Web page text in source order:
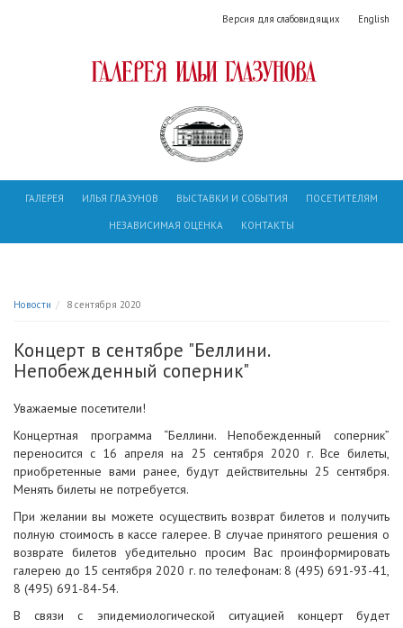
Версия для слабовидящих English
ГАЛЕРЕЯ ИЛЬЯ ГЛАЗУНОВ ВЫСТАВКИ И СОБЫТИЯ ПОСЕТИТЕЛЯМ
НЕЗАВИСИМАЯ ОЦЕНКА КОНТАКТЫ
Новости 8 сентября 2020
Концерт в сентябре "Беллини.
Непобежденный соперник"
Уважаемые посетители!
Концертная программа “Беллини. Непобежденный соперник”
переносится с 16 апреля на 25 сентября 2020 г. Все билеты,
приобретенные вами ранее, будут действительны 25 сентября.
Менять билеты не потребуется.
При желании вы можете осуществить возврат билетов и получить
полную стоимость в кассе галерее. В случае принятого решения о
возврате билетов убедительно просим Вас проинформировать
галерею до 15 сентября 2020 г. по телефонам: 8 (495) 691-93-41,
8 (495) 691-84-54.
В связи с эпидемиологической ситуацией концерт будет